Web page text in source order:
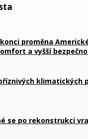
proměna
a vyšší
klimatických
se po rekonstrukci